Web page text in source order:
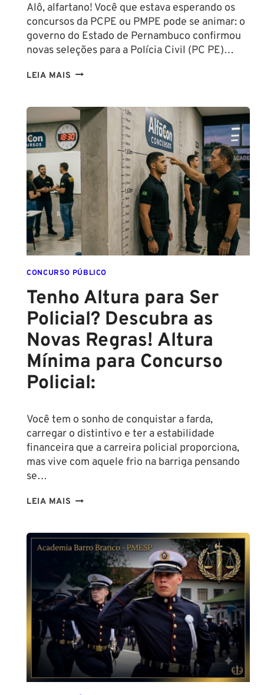
Alô, alfartano! Você que estava esperando os
concursos da PCPE ou PMPE pode se animar: o
governo do Estado de Pernambuco confirmou
novas seleções para a Polícia Civil (PC PE)…
LEIA MAIS CONCURSOS
PMPE
2026:
ATÉ
FINAL
DESTE
ANO!
CONCURSO PÚBLICO
Tenho Altura para Ser
Policial? Descubra as
Novas Regras! Altura
Mínima para Concurso
Policial:
Você tem o sonho de conquistar a farda,
carregar o distintivo e ter a estabilidade
financeira que a carreira policial proporciona,
mas vive com aquele frio na barriga pensando
se…
LEIA MAIS TENHO
SER
POLICIAL?
DESCUBRA
AS
NOVAS
REGRAS!
ALTURA
MÍNIMA
PARA
CONCURSO
POLICIAL: